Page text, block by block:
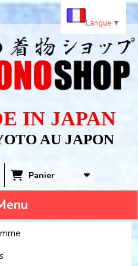
IN JAPAN
AU JAPON
Panier
Langue ▼